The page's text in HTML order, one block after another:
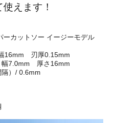
えます！
ーカットソー イージーモデル
16mm 刃厚0.15mm
厚さ16mm
/ 0.6mm